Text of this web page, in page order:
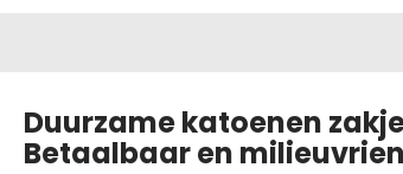
Duurzame katoenen
Betaalbaar en